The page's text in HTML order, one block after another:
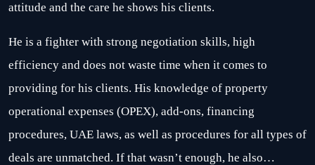
attitude and the care he shows his clients.
He is a fighter with strong negotiation skills, high
efficiency and does not waste time when it comes to
providing for his clients. His knowledge of property
operational expenses (OPEX), add-ons, financing
procedures, UAE laws, as well as procedures for all types of
deals are unmatched. If that wasn’t enough, he also…